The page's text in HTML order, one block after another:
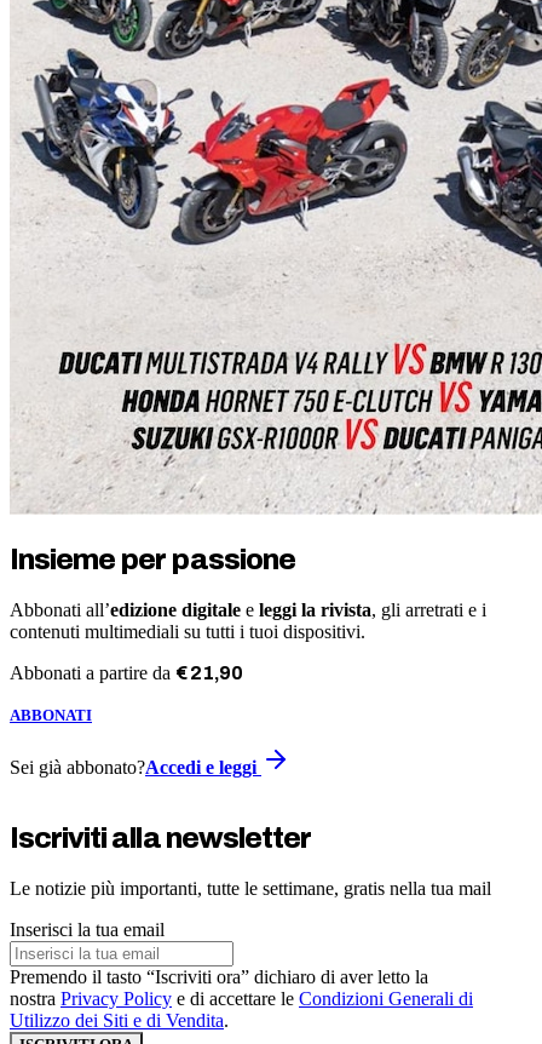
Insieme per passione
Abbonati all’edizione digitale e leggi la rivista, gli arretrati e i
contenuti multimediali su tutti i tuoi dispositivi.
Abbonati a partire da €21,90
ABBONATI
Sei già abbonato?Accedi e leggi
Iscriviti alla newsletter
Le notizie più importanti, tutte le settimane, gratis nella tua mail
Inserisci la tua email
Premendo il tasto “Iscriviti ora” dichiaro di aver letto la
nostra Privacy Policy e di accettare le Condizioni Generali di
Utilizzo dei Siti e di Vendita.